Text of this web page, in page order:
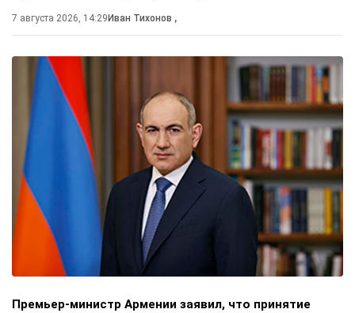
7 августа 2026, 14:29Иван Тихонов ,
Премьер-министр Армении заявил, что принятие